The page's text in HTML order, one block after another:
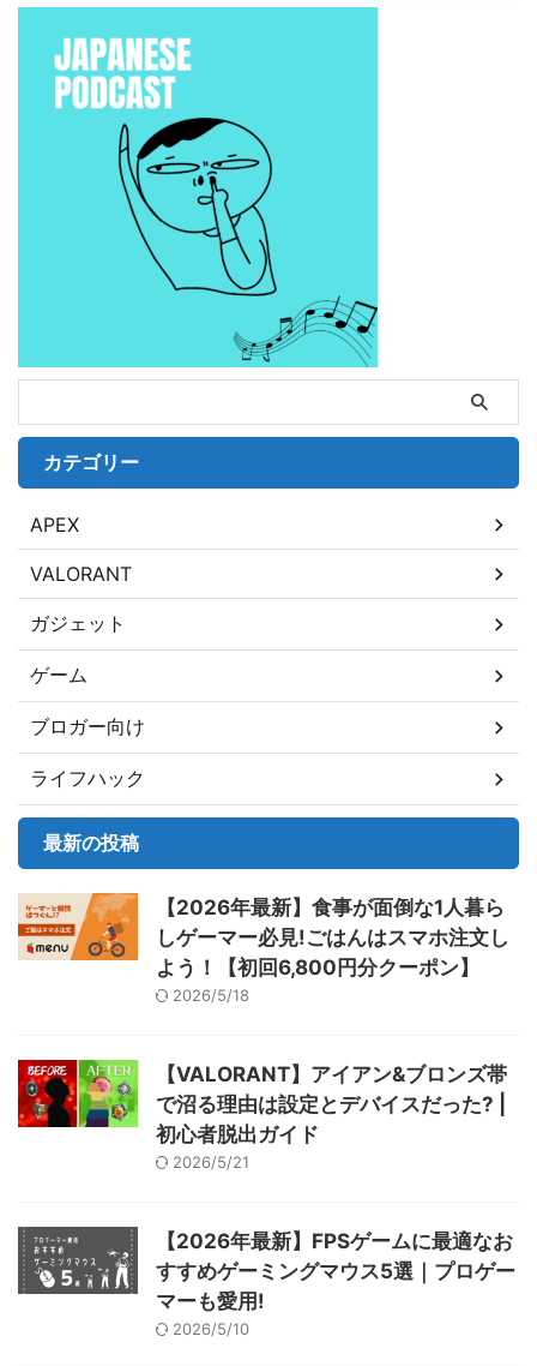
カテゴリー
APEX
VALORANT
ガジェット
ゲーム
ブロガー向け
ライフハック
最新の投稿
【2026年最新】食事が面倒な1人暮ら
しゲーマー必見!ごはんはスマホ注文し
よう！【初回6,800円分クーポン】
2026/5/18
【VALORANT】アイアン&ブロンズ帯
で沼る理由は設定とデバイスだった? |
初心者脱出ガイド
2026/5/21
【2026年最新】FPSゲームに最適なお
すすめゲーミングマウス5選｜プロゲー
マーも愛用!
2026/5/10